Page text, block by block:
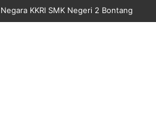
KKRI SMK Negeri 2 Bontang